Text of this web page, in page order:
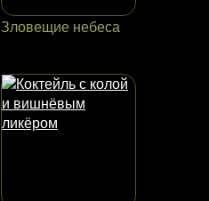
Зловещие небеса